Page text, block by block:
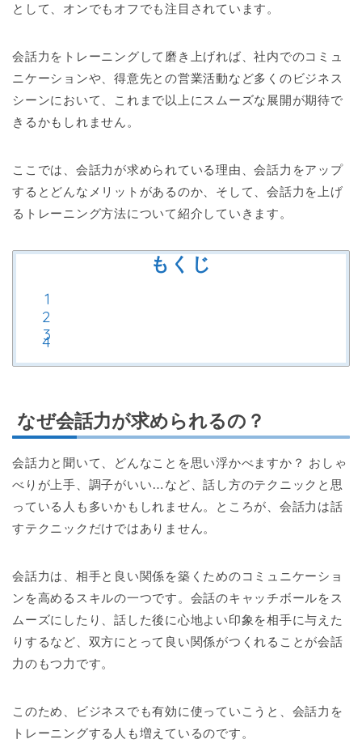
として、オンでもオフでも注目されています。
会話力をトレーニングして磨き上げれば、社内でのコミュ
ニケーションや、得意先との営業活動など多くのビジネス
シーンにおいて、これまで以上にスムーズな展開が期待で
きるかもしれません。
ここでは、会話力が求められている理由、会話力をアップ
するとどんなメリットがあるのか、そして、会話力を上げ
るトレーニング方法について紹介していきます。
もくじ
なぜ会話力が求められるの？
会話力と聞いて、どんなことを思い浮かべますか？ おしゃ
べりが上手、調子がいい…など、話し方のテクニックと思
っている人も多いかもしれません。ところが、会話力は話
すテクニックだけではありません。
会話力は、相手と良い関係を築くためのコミュニケーショ
ンを高めるスキルの一つです。会話のキャッチボールをス
ムーズにしたり、話した後に心地よい印象を相手に与えた
りするなど、双方にとって良い関係がつくれることが会話
力のもつ力です。
このため、ビジネスでも有効に使っていこうと、会話力を
トレーニングする人も増えているのです。